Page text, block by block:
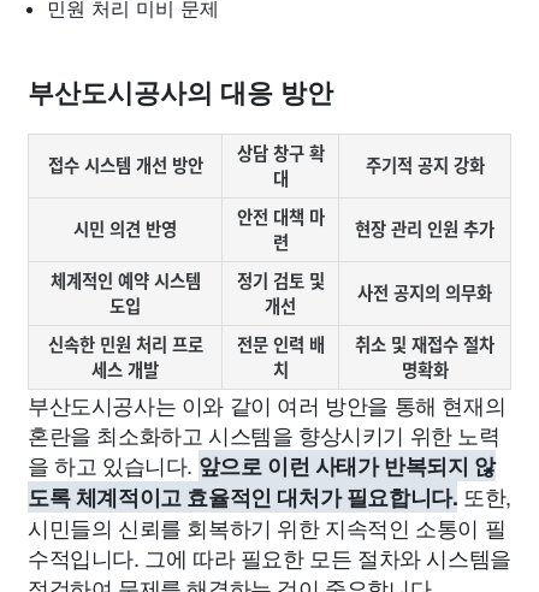
민원 처리 미비 문제
부산도시공사의 대응 방안
접수 시스템 개선 방안
상담 창구 확
대
주기적 공지 강화
시민 의견 반영
안전 대책 마
련
현장 관리 인원 추가
체계적인 예약 시스템
도입
정기 검토 및
개선
사전 공지의 의무화
신속한 민원 처리 프로
세스 개발
전문 인력 배
치
취소 및 재접수 절차
명확화
부산도시공사는 이와 같이 여러 방안을 통해 현재의
혼란을 최소화하고 시스템을 향상시키기 위한 노력
을 하고 있습니다. 앞으로 이런 사태가 반복되지 않
도록 체계적이고 효율적인 대처가 필요합니다. 또한,
시민들의 신뢰를 회복하기 위한 지속적인 소통이 필
수적입니다. 그에 따라 필요한 모든 절차와 시스템을